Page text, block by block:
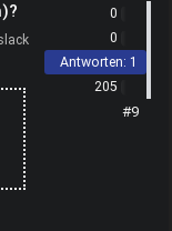
als sei der
0
0
Antworten: 1
205
#9